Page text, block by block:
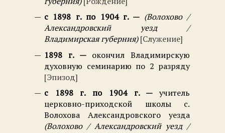
с 1898 г. по 1904 г.
Волохово /
Александровский уезд /
Владимирская губерния
Служение
1898 г.
окончил Владимирскую
духовную семинарию по 2 разряду
Эпизод
с 1898 г. по 1904 г.
учитель
церковно-приходской школы с.
Волохова Александровского уезда
Волохово / Александровский уезд /